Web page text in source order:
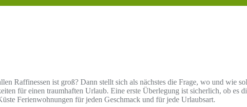
Raffinessen ist groß? Dann stellt sich als nächstes die Frage, wo und wie
für einen traumhaften Urlaub. Eine erste Überlegung ist sicherlich, ob es
Ferienwohnungen für jeden Geschmack und für jede Urlaubsart.